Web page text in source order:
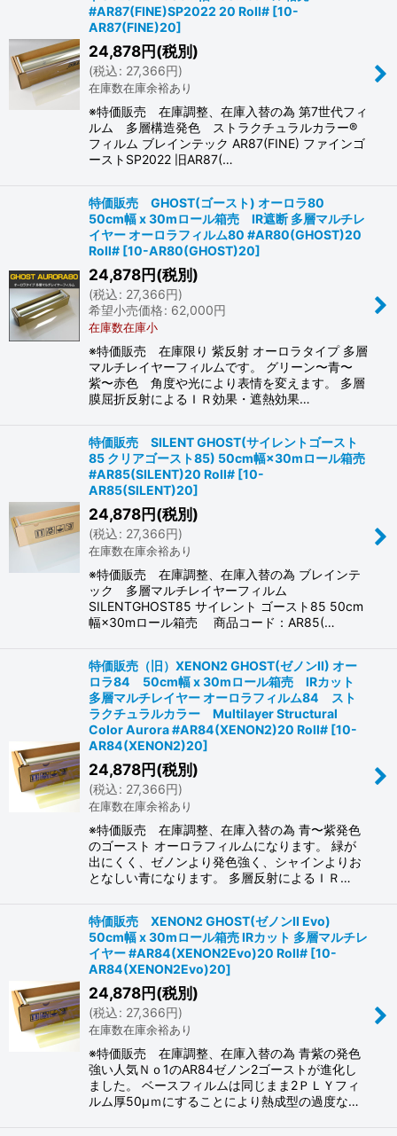
#AR87(FINE)SP2022 20 Roll# [10-
AR87(FINE)20]
24,878円(税別)
(税込: 27,366円)
在庫数在庫余裕あり
※特価販売 在庫調整、在庫入替の為 第7世代フィ
ルム 多層構造発色 ストラクチュラルカラー®
フィルム ブレインテック AR87(FINE) ファインゴ
ーストSP2022 旧AR87(…
特価販売 GHOST(ゴースト) オーロラ80
50cm幅 x 30mロール箱売 IR遮断 多層マルチレ
イヤー オーロラフィルム80 #AR80(GHOST)20
Roll# [10-AR80(GHOST)20]
24,878円(税別)
(税込: 27,366円)
希望小売価格: 62,000円
在庫数在庫小
※特価販売 在庫限り 紫反射 オーロラタイプ 多層
マルチレイヤーフィルムです。 グリーン〜青〜
紫〜赤色 角度や光により表情を変えます。 多層
膜屈折反射によるＩＲ効果・遮熱効果…
特価販売 SILENT GHOST(サイレントゴースト
85 クリアゴースト85) 50cm幅×30mロール箱売
#AR85(SILENT)20 Roll# [10-
AR85(SILENT)20]
24,878円(税別)
(税込: 27,366円)
在庫数在庫余裕あり
※特価販売 在庫調整、在庫入替の為 ブレインテ
ック 多層マルチレイヤーフィルム
SILENTGHOST85 サイレント ゴースト85 50cm
幅×30mロール箱売 商品コード：AR85(…
特価販売（旧）XENON2 GHOST(ゼノンII) オー
ロラ84 50cm幅 x 30mロール箱売 IRカット
多層マルチレイヤー オーロラフィルム84 スト
ラクチュラルカラー Multilayer Structural
Color Aurora #AR84(XENON2)20 Roll# [10-
AR84(XENON2)20]
24,878円(税別)
(税込: 27,366円)
在庫数在庫余裕あり
※特価販売 在庫調整、在庫入替の為 青〜紫発色
のゴースト オーロラフィルムになります。 緑が
出にくく、ゼノンより発色強く、シャインよりお
となしい青になります。 多層反射によるＩＲ…
特価販売 XENON2 GHOST(ゼノンII Evo)
50cm幅 x 30mロール箱売 IRカット 多層マルチレ
イヤー #AR84(XENON2Evo)20 Roll# [10-
AR84(XENON2Evo)20]
24,878円(税別)
(税込: 27,366円)
在庫数在庫余裕あり
※特価販売 在庫調整、在庫入替の為 青紫の発色
強い人気Ｎｏ1のAR84ゼノン2ゴーストが進化し
ました。 ベースフィルムは同じまま2ＰＬＹフィ
ルム厚50μｍにすることにより熱成型の過度な…